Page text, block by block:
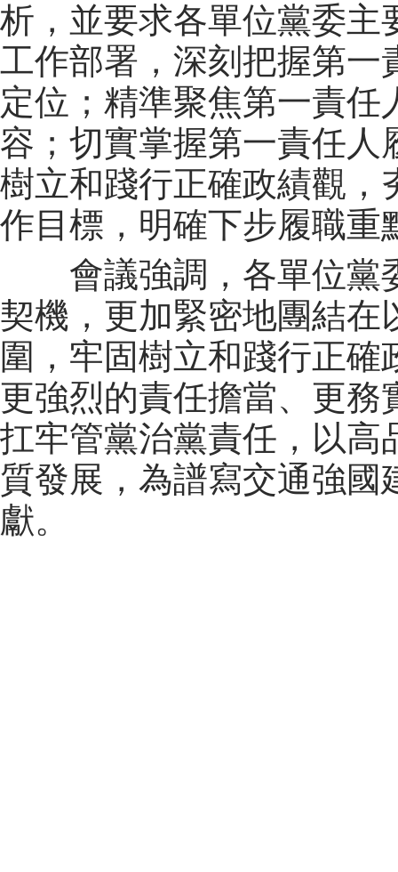
析，並要求各單位黨委主
工作部署，深刻把握第一
定位；精準聚焦第一責
容；切實掌握第一責任人
樹立和踐行正確政績觀，
作目標，明確下步履職重
會議強調，各單位黨
契機，更加緊密地團結在
圍，牢固樹立和踐行正
更強烈的責任擔當、更務
扛牢管黨治黨責任，以高
質發展，為譜寫交通強國
獻。